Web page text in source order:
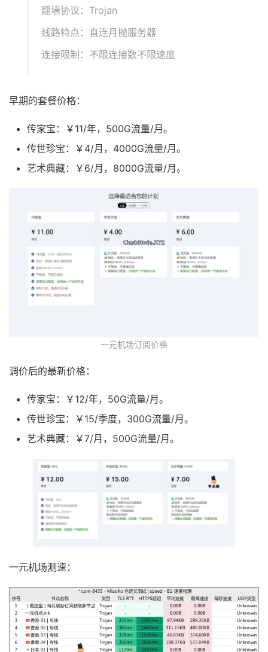
翻墙协议：Trojan
线路特点：直连月抛服务器
连接限制：不限连接数不限速度
早期的套餐价格：
传家宝：￥11/年，500G流量/月。
传世珍宝：￥4/月，4000G流量/月。
艺术典藏：￥6/月，8000G流量/月。
一元机场订阅价格
调价后的最新价格：
传家宝：￥12/年，50G流量/月。
传世珍宝：￥15/季度，300G流量/月。
艺术典藏：￥7/月，500G流量/月。
一元机场测速：